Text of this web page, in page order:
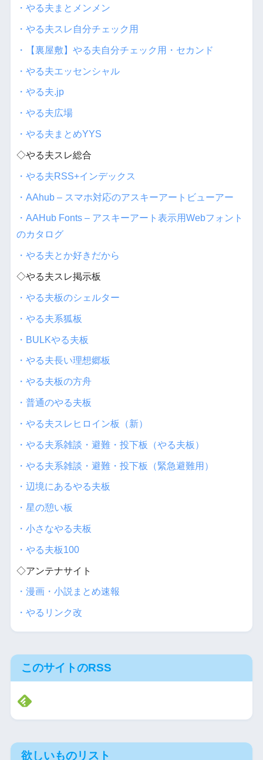
・やる夫まとメンメン
・やる夫スレ自分チェック用
・【裏屋敷】やる夫自分チェック用・セカンド
・やる夫エッセンシャル
・やる夫.jp
・やる夫広場
・やる夫まとめYYS
◇やる夫スレ総合
・やる夫RSS+インデックス
・AAhub – スマホ対応のアスキーアートビューアー
・AAHub Fonts – アスキーアート表示用Webフォント
のカタログ
・やる夫とか好きだから
◇やる夫スレ掲示板
・やる夫板のシェルター
・やる夫系狐板
・BULKやる夫板
・やる夫長い理想郷板
・やる夫板の方舟
・普通のやる夫板
・やる夫スレヒロイン板（新）
・やる夫系雑談・避難・投下板（やる夫板）
・やる夫系雑談・避難・投下板（緊急避難用）
・辺境にあるやる夫板
・星の憩い板
・小さなやる夫板
・やる夫板100
◇アンテナサイト
・漫画・小説まとめ速報
・やるリンク改
このサイトのRSS
欲しいものリスト